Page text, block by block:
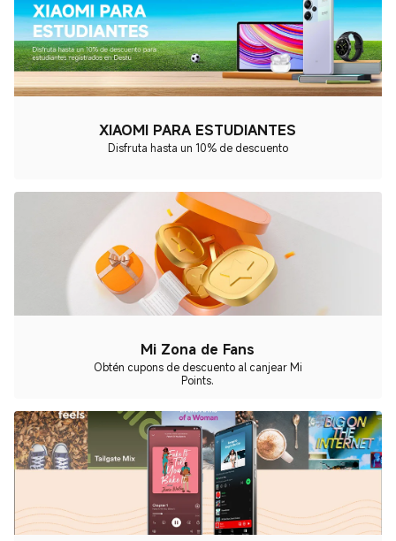
XIAOMI PARA ESTUDIANTES
Disfruta hasta un 10% de descuento
Mi Zona de Fans
Obtén cupons de descuento al canjear Mi
Points.